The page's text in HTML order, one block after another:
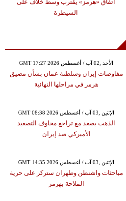
اتفاق «هرمز» يقترب وسط خلاف على
السيطرة
GMT 17:27 2026 الأحد ,02 آب / أغسطس
مفاوضات إيران وسلطنة عمان بشأن مضيق
هرمز في مراحلها النهائية
GMT 08:38 2026 الإثنين ,03 آب / أغسطس
الذهب يصعد مع تراجع مخاوف التصعيد
الأميركي ضد إيران
GMT 14:35 2026 الإثنين ,03 آب / أغسطس
مباحثات واشنطن وطهران ستركز على حرية
الملاحة بهرمز